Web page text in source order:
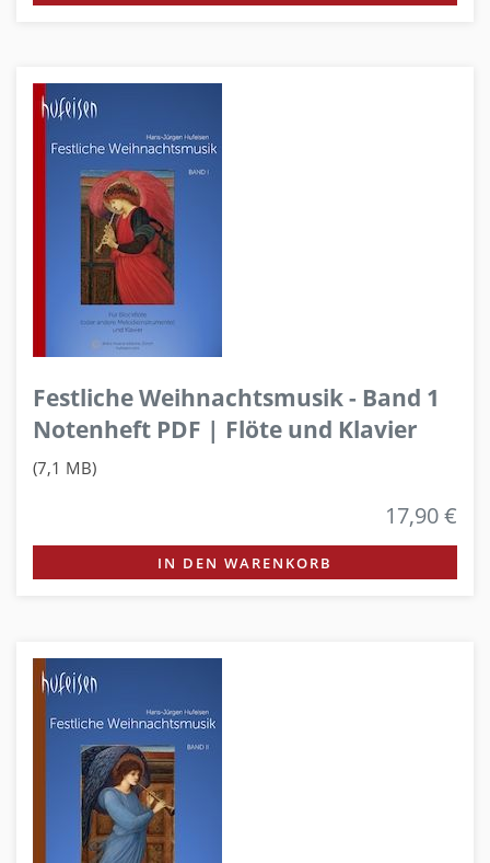
Festliche Weihnachtsmusik - Band 1
Notenheft PDF | Flöte und Klavier
(7,1 MB)
17,90 €
IN DEN WARENKORB